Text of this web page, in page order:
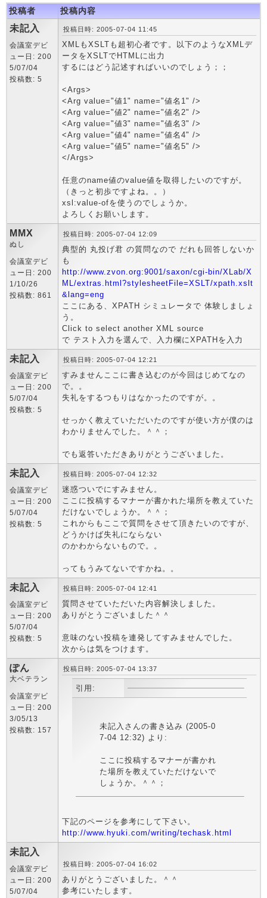
投稿者 投稿内容
未記入
会議室デビ
ュー日: 200
5/07/04
投稿数: 5
投稿日時: 2005-07-04 11:45
XMLもXSLTも超初心者です。以下のようなXMLデ
ータをXSLTでHTMLに出力
するにはどう記述すればいいのでしょう；；
<Args>
<Arg value="値1" name="値名1" />
<Arg value="値2" name="値名2" />
<Arg value="値3" name="値名3" />
<Arg value="値4" name="値名4" />
<Arg value="値5" name="値名5" />
</Args>
任意のname値のvalue値を取得したいのですが。
（きっと初歩ですよね。。）
xsl:value-ofを使うのでしょうか。
よろしくお願いします。
MMX
ぬし
会議室デビ
ュー日: 200
1/10/26
投稿数: 861
投稿日時: 2005-07-04 12:09
典型的 丸投げ君 の質問なので だれも回答しないか
も
http://www.zvon.org:9001/saxon/cgi-bin/XLab/X
ML/extras.html?stylesheetFile=XSLT/xpath.xslt
&lang=eng
ここにある、XPATH シミュレータで 体験しましょ
う。
Click to select another XML source
で テスト入力を選んで、入力欄にXPATHを入力
未記入
会議室デビ
ュー日: 200
5/07/04
投稿数: 5
投稿日時: 2005-07-04 12:21
すみませんここに書き込むのが今回はじめてなの
で。。
失礼をするつもりはなかったのですが。。
せっかく教えていただいたのですが使い方が僕のは
わかりませんでした。＾＾；
でも返答いただきありがとうございました。
未記入
会議室デビ
ュー日: 200
5/07/04
投稿数: 5
投稿日時: 2005-07-04 12:32
迷惑ついでにすみません。
ここに投稿するマナーが書かれた場所を教えていた
だけないでしょうか。＾＾；
これからもここで質問をさせて頂きたいのですが、
どうかけば失礼にならない
のかわからないもので。。
ってもうみてないですかね。。
未記入
会議室デビ
ュー日: 200
5/07/04
投稿数: 5
投稿日時: 2005-07-04 12:41
質問させていただいた内容解決しました。
ありがとうございました＾＾
意味のない投稿を連発してすみませんでした。
次からは気をつけます。
ぽん
大ベテラン
会議室デビ
ュー日: 200
3/05/13
投稿数: 157
投稿日時: 2005-07-04 13:37
引用:
未記入さんの書き込み (2005-0
7-04 12:32) より:
ここに投稿するマナーが書かれ
た場所を教えていただけないで
しょうか。＾＾；
下記のページを参考にして下さい。
http://www.hyuki.com/writing/techask.html
未記入
会議室デビ
ュー日: 200
5/07/04
投稿日時: 2005-07-04 16:02
ありがとうございました。＾＾
参考にいたします。